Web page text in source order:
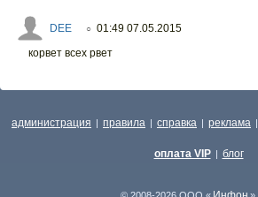
DEE ○ 01:49 07.05.2015
корвет всех рвет
администрация | правила | справка | реклама |
оплата VIP | блог